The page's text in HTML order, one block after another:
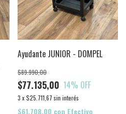
Ayudante JUNIOR - DOMPEL
$77.135,00
$89.990,00
14% OFF
3 x$25.711,67 sin interés
$61.708,00 con Efectivo